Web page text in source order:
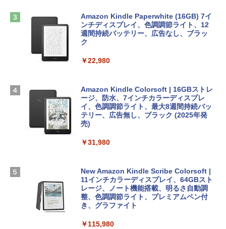
Apple 2026 MacBook Air M5チップ搭載
13インチノートブック：AIとApple Intell
igence、13.6インチLiquid Retinaディ
スプレイ、16GBユニファイドメモリ、51
レームカメラ、日本語キーボード、Touc
￥224,800
【Amazon.co.jp限定】 HP ノートパソコ
ン 15-fd 15.6インチ 16GBメモリ 512GB
FMV ノートパソコン WE1-K3 (MS 365 P
ersonal/Copilotキー搭載/Win 11/15.6型/
Core i5/16GB/SSD 512GB/ホワイト) FM
VWK3E15W_AZ
￥139,880
ows11、10/mac対応|PC2台
￥39,582
Robloxギフトカード - 2,000 Robux 【限
ラインコード版
￥3,200
ト): Java & Bedrock Edition | オンライ
￥3,600
ClaudeCode いちばんやさしい 教科書:
方 マニュアル AI副業にもコンテンツ作成
￥99
FM TOWNS ハイパー・カタログ: 本体ハ
ェクトリストと最新エミュレータ紹介
Amazon Kindle Paperwhite (16GB) 7イ
ンチディスプレイ、色調調節ライト、12
週間持続バッテリー、広告なし、ブラッ
ク
￥22,980
Amazon Kindle Colorsoft | 16GBストレ
ージ、防水、7インチカラーディスプレ
イ、色調調節ライト、最大8週間持続バッ
テリー、広告無し、ブラック (2025年発
売)
￥31,980
New Amazon Kindle Scribe Colorsoft |
11インチカラーディスプレイ、64GBスト
レージ、ノート機能搭載、明るさ自動調
整、色調調節ライト、プレミアムペン付
き、グラファイト
￥115,980